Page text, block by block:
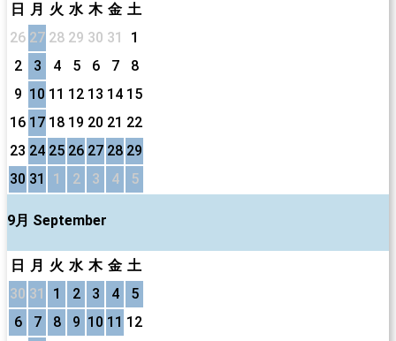
日 月 火 水 木 金 土
26 27 28 29 30 31
1
2
3 4 5 6 7
8
9 10 11 12 13 14 15
16 17 18 19 20 21 22
23 24 25 26 27 28 29
30 31 1 2 3 4 5
9月 September
日 月 火 水 木 金 土
30 31 1 2 3 4
5
6
7 8 9 10 11 12